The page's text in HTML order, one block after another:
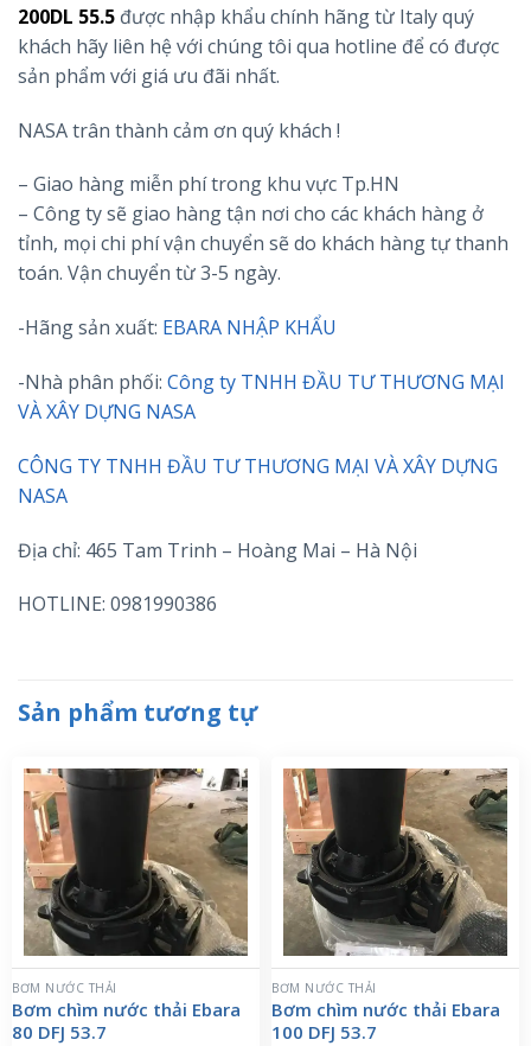
200DL 55.5 được nhập khẩu chính hãng từ Italy quý
khách hãy liên hệ với chúng tôi qua hotline để có được
sản phẩm với giá ưu đãi nhất.
NASA trân thành cảm ơn quý khách !
– Giao hàng miễn phí trong khu vực Tp.HN
– Công ty sẽ giao hàng tận nơi cho các khách hàng ở
tỉnh, mọi chi phí vận chuyển sẽ do khách hàng tự thanh
toán. Vận chuyển từ 3-5 ngày.
-Hãng sản xuất: EBARA NHẬP KHẨU
-Nhà phân phối: Công ty TNHH ĐẦU TƯ THƯƠNG MẠI
VÀ XÂY DỰNG NASA
CÔNG TY TNHH ĐẦU TƯ THƯƠNG MẠI VÀ XÂY DỰNG
NASA
Địa chỉ: 465 Tam Trinh – Hoàng Mai – Hà Nội
HOTLINE: 0981990386
Sản phẩm tương tự
BƠM NƯỚC THẢI
Bơm chìm nước thải Ebara
80 DFJ 53.7
BƠM NƯỚC THẢI
Bơm chìm nước thải Ebara
100 DFJ 53.7